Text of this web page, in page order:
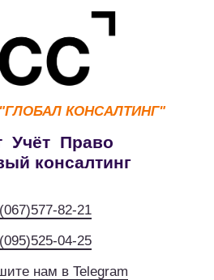
"ГЛОБАЛ КОНСАЛТИНГ"
Учёт Право
консалтинг
(067)577-82-21
(095)525-04-25
нам в Telegram